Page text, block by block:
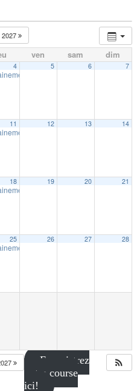
2027
ven sam dim
Course # 1
4
extérieur à Shawinigan
5 6 7
# 1
11
extérieur à Shawinigan
12 13 14
Course # 2
18
extérieur à Shawinigan
19 20 21
25
extérieur à Shawinigan
26 27 28
Enregistrez
votre course
ici!